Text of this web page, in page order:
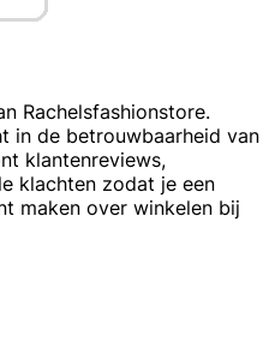
Rachelsfashionstore.
in de betrouwbaarheid van
klantenreviews,
klachten zodat je een
maken over winkelen bij